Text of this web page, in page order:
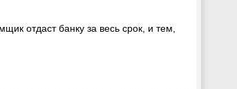
отдаст банку за весь срок, и тем,